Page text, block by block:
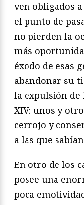
ven obligados
el punto de
no pierden la
más
éxodo de esas
abandonar su
la expulsión de
XIV: unos y
cerrojo y
a las que
En otro de los
posee una
poca